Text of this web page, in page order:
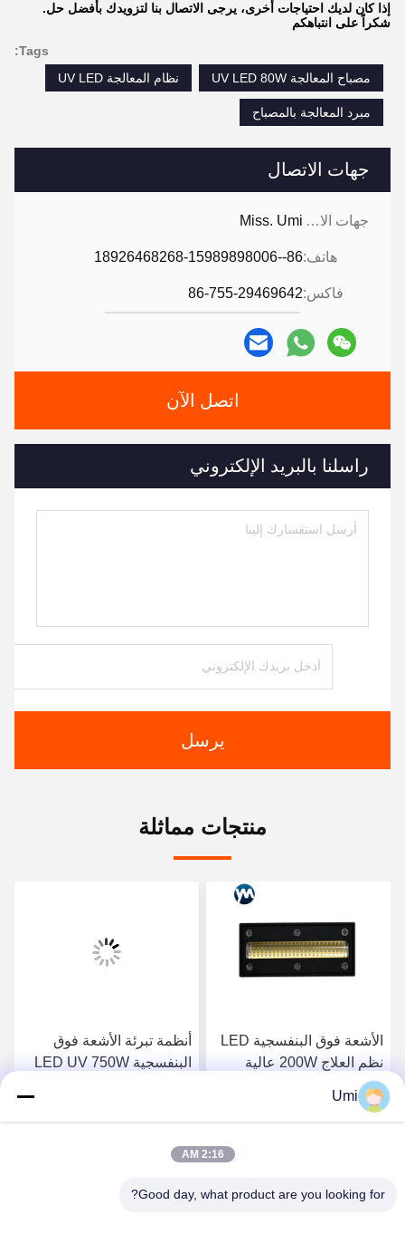
جهات الاتصال
جهات الاتصال: Miss. Umi
هاتف:86--18926468268-15989898006
فاكس:86-755-29469642
اتصل الآن
راسلنا بالبريد الإلكتروني
يرسل
إذا كان لديك احتياجات أخرى، يرجى الاتصال بنا لتزويدك بأفضل حل.
شكراً على انتباهكم
Tags:
مصباح المعالجة UV LED 80W
نظام المعالجة UV LED
مبرد المعالجة بالمصباح
منتجات مماثلة
الأشعة فوق البنفسجية LED
نظم العلاج 200W عالية
الطاقة علاج مصباح مصابيح
الأشعة فوق البنفسجية المبرد
مصباح الأشعة فوق
احصل على افضل سعر
أنظمة تبرئة الأشعة فوق
البنفسجية LED UV 750W
احصل على افضل سعر
Umi
2:16 AM
Good day, what product are you looking for?